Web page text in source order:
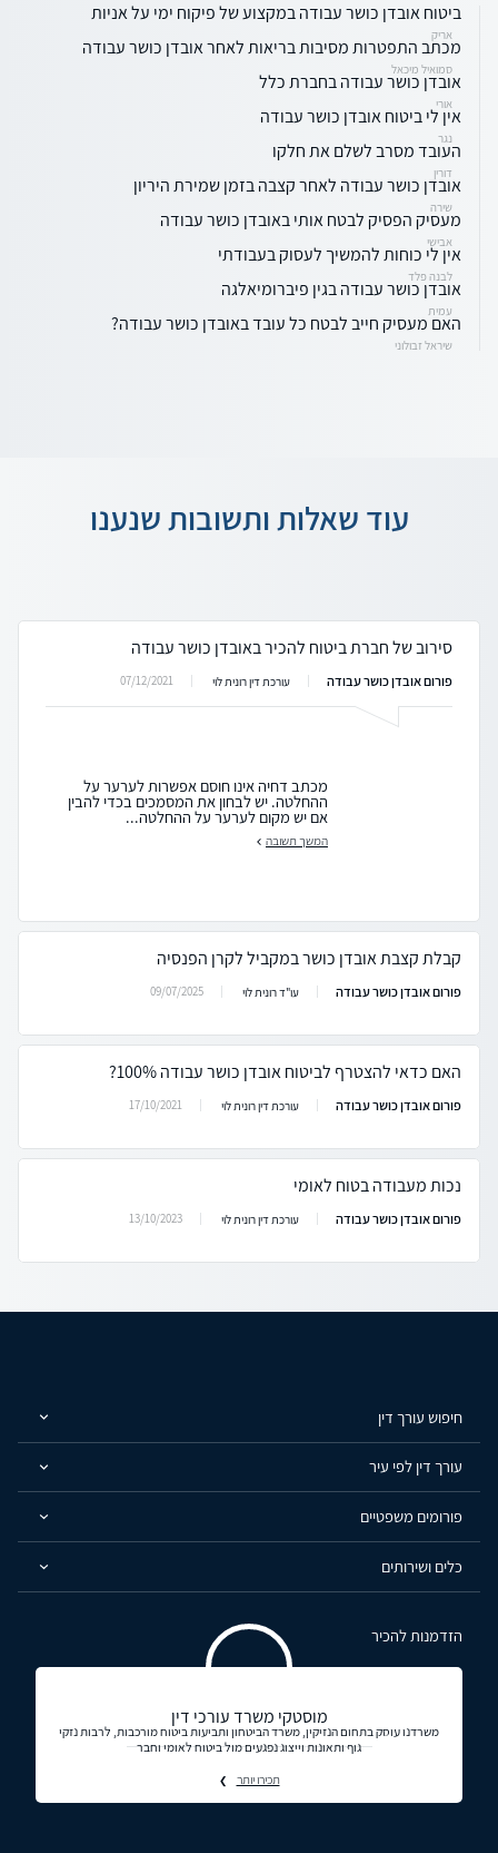
ביטוח אובדן כושר עבודה במקצוע של פיקוח ימי על אניות
אריק
מכתב התפטרות מסיבות בריאות לאחר אובדן כושר עבודה
סמואיל מיכאל
אובדן כושר עבודה בחברת כלל
אורי
אין לי ביטוח אובדן כושר עבודה
נגר
העובד מסרב לשלם את חלקו
דורין
אובדן כושר עבודה לאחר קצבה בזמן שמירת היריון
שירה
מעסיק הפסיק לבטח אותי באובדן כושר עבודה
אבישי
אין לי כוחות להמשיך לעסוק בעבודתי
לבנה פלד
אובדן כושר עבודה בגין פיברומיאלגה
עמית
האם מעסיק חייב לבטח כל עובד באובדן כושר עבודה?
שיראל זבולוני
עוד שאלות ותשובות שנענו
סירוב של חברת ביטוח להכיר באובדן כושר עבודה
פורום אובדן כושר עבודה עורכת דין רונית לוי 07/12/2021
מכתב דחיה אינו חוסם אפשרות לערער על
ההחלטה. יש לבחון את המסמכים בכדי להבין
אם יש מקום לערער על ההחלטה...
המשך תשובה
קבלת קצבת אובדן כושר במקביל לקרן הפנסיה
פורום אובדן כושר עבודה עו"ד רונית לוי 09/07/2025
האם כדאי להצטרף לביטוח אובדן כושר עבודה 100%?
פורום אובדן כושר עבודה עורכת דין רונית לוי 17/10/2021
נכות מעבודה בטוח לאומי
פורום אובדן כושר עבודה עורכת דין רונית לוי 13/10/2023
חיפוש עורך דין
עורך דין לפי עיר
פורומים משפטיים
כלים ושירותים
הזדמנות להכיר
מוסטקי משרד עורכי דין
משרדנו עוסק בתחום הנזיקין, משרד הביטחון ותביעות ביטוח מורכבות, לרבות נזקי
גוף ותאונות וייצוג נפגעים מול ביטוח לאומי וחבר
תכירו יותר